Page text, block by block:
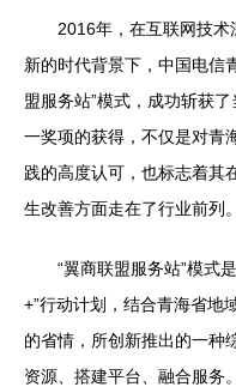
2016年，在互联网技术
新的时代背景下，中国电信
盟服务站”模式，成功斩获
一奖项的获得，不仅是对青
践的高度认可，也标志着其
生改善方面走在了行业前列。
“翼商联盟服务站”模式
+”行动计划，结合青海省地
的省情，所创新推出的一种
资源、搭建平台、融合服务